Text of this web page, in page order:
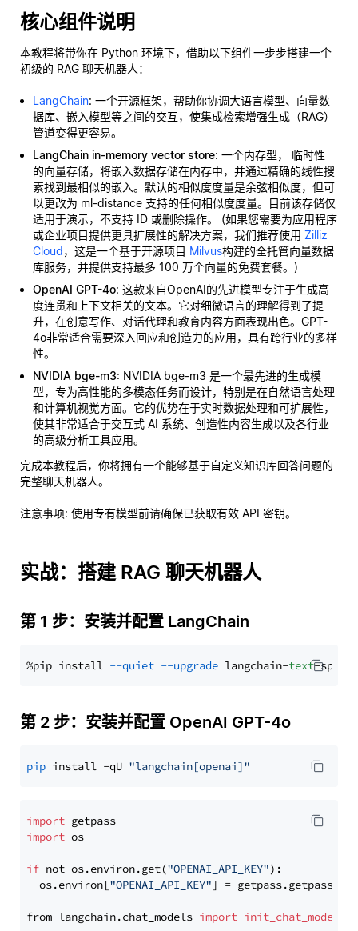
核心组件说明
本教程将带你在 Python 环境下，借助以下组件一步步搭建一个
初级的 RAG 聊天机器人：
LangChain: 一个开源框架，帮助你协调大语言模型、向量数
据库、嵌入模型等之间的交互，使集成检索增强生成（RAG）
管道变得更容易。
LangChain in-memory vector store: 一个内存型， 临时性
的向量存储，将嵌入数据存储在内存中，并通过精确的线性搜
索找到最相似的嵌入。默认的相似度度量是余弦相似度，但可
以更改为 ml-distance 支持的任何相似度度量。目前该存储仅
适用于演示，不支持 ID 或删除操作。 (如果您需要为应用程序
或企业项目提供更具扩展性的解决方案，我们推荐使用 Zilliz
Cloud，这是一个基于开源项目 Milvus构建的全托管向量数据
库服务，并提供支持最多 100 万个向量的免费套餐。)
OpenAI GPT-4o: 这款来自OpenAI的先进模型专注于生成高
度连贯和上下文相关的文本。它对细微语言的理解得到了提
升，在创意写作、对话代理和教育内容方面表现出色。GPT-
4o非常适合需要深入回应和创造力的应用，具有跨行业的多样
性。
NVIDIA bge-m3: NVIDIA bge-m3 是一个最先进的生成模
型，专为高性能的多模态任务而设计，特别是在自然语言处理
和计算机视觉方面。它的优势在于实时数据处理和可扩展性，
使其非常适合于交互式 AI 系统、创造性内容生成以及各行业
的高级分析工具应用。
完成本教程后，你将拥有一个能够基于自定义知识库回答问题的
完整聊天机器人。
注意事项: 使用专有模型前请确保已获取有效 API 密钥。
实战：搭建 RAG 聊天机器人
第 1 步：安装并配置 LangChain
%pip install --quiet --upgrade langchain-text
第 2 步：安装并配置 OpenAI GPT-4o
pip install -qU "langchain[openai]"
import
import os
if not os.environ.get("OPENAI_API_KEY"):
  os.environ[
"OPENAI_API_KEY"] = getpass.getpass(
from langchain.chat_models import init_chat_model